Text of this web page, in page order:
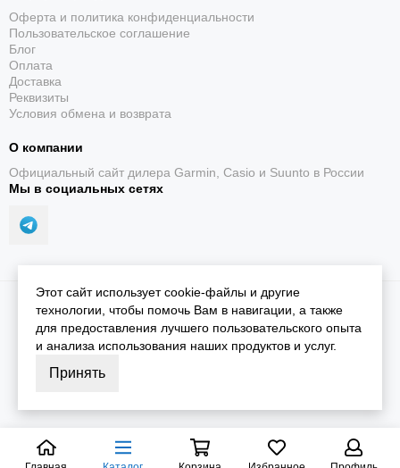
Оферта и политика конфиденциальности
Пользовательское соглашение
Блог
Оплата
Доставка
Реквизиты
Условия обмена и возврата
О компании
Официальный сайт дилера Garmin, Casio и Suunto в России
Мы в социальных сетях
2026 © iGarmin.Карта сайта
Этот сайт использует cookie-файлы и другие
технологии, чтобы помочь Вам в навигации, а также
для предоставления лучшего пользовательского опыта
и анализа использования наших продуктов и услуг.
Принять